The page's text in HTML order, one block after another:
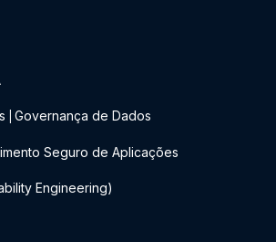
Governança de Dados
Seguro de Aplicações
Engineering)